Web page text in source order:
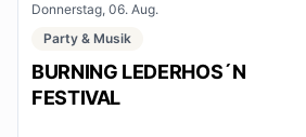
Donnerstag, 06. Aug.
Party & Musik
BURNING LEDERHOS´N
FESTIVAL